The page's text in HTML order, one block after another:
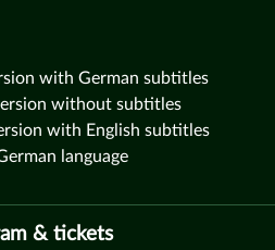
with German subtitles
without subtitles
with English subtitles
language
& tickets